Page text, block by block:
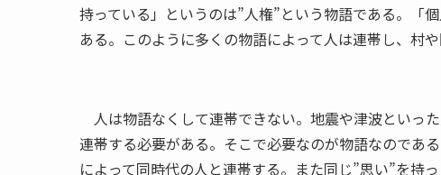
持っている」というのは”人権”という物語である。「
ある。このように多くの物語によって人は連帯し、村や
人は物語なくして連帯できない。地震や津波といっ
連帯する必要がある。そこで必要なのが物語なのであ
によって同時代の人と連帯する。また同じ”思い”を持